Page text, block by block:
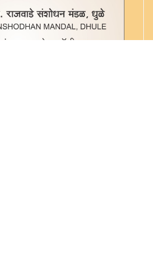
स्मृ. ९४
३२८ स्मृ. ५७